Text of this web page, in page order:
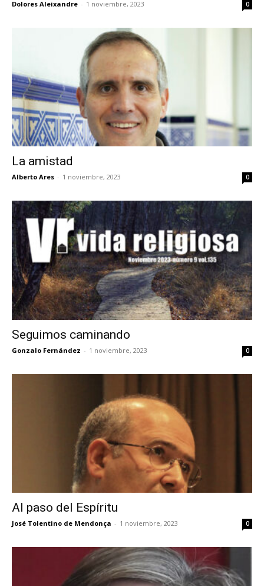
Dolores Aleixandre - 1 noviembre, 2023 0
La amistad
Alberto Ares - 1 noviembre, 2023 0
Seguimos caminando
Gonzalo Fernández - 1 noviembre, 2023 0
Al paso del Espíritu
José Tolentino de Mendonça - 1 noviembre, 2023 0